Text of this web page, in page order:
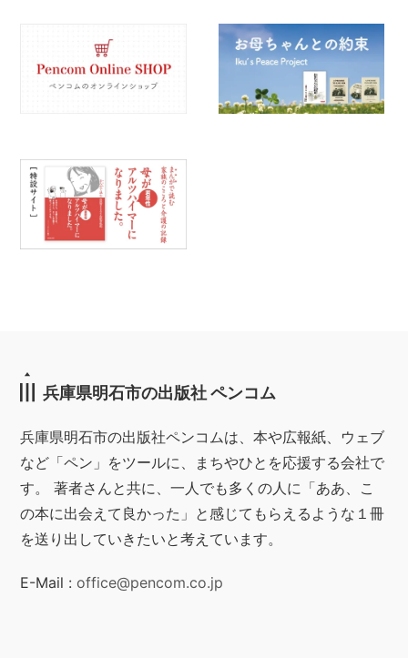
兵庫県明石市の出版社 ペンコム
兵庫県明石市の出版社ペンコムは、本や広報紙、ウェブ
など「ペン」をツールに、まちやひとを応援する会社で
す。 著者さんと共に、一人でも多くの人に「ああ、こ
の本に出会えて良かった」と感じてもらえるような１冊
を送り出していきたいと考えています。
E-Mail :office@pencom.co.jp